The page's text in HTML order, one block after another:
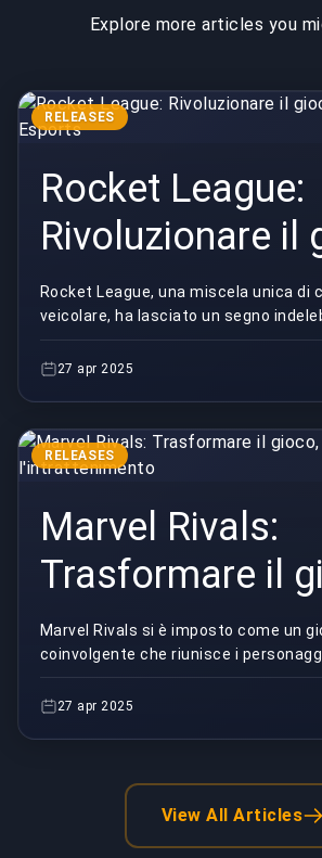
Explore more articles you
RELEASES
Rocket League:
Rivoluzionare il
sportivo e gli
Rocket League, una miscela unica di
veicolare, ha lasciato un segno
dei videogiochi fin dalla sua uscita nel
27 apr 2025
RELEASES
Marvel Rivals:
Trasformare il
comunità e
l'intrattenimento
Marvel Rivals si è imposto come un
coinvolgente che riunisce i
dell'universo Marvel in emozionanti
27 apr 2025
View All Articles